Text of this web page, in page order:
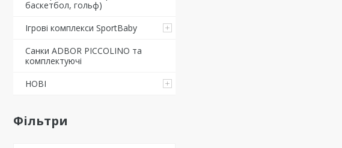
баскетбол, гольф)
Ігрові комплекси SportBaby
Санки ADBOR PICCOLINO та
комплектуючі
НОВІ
Фільтри